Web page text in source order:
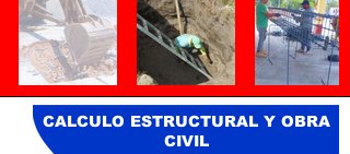
CALCULO ESTRUCTURAL Y OBRA
CIVIL